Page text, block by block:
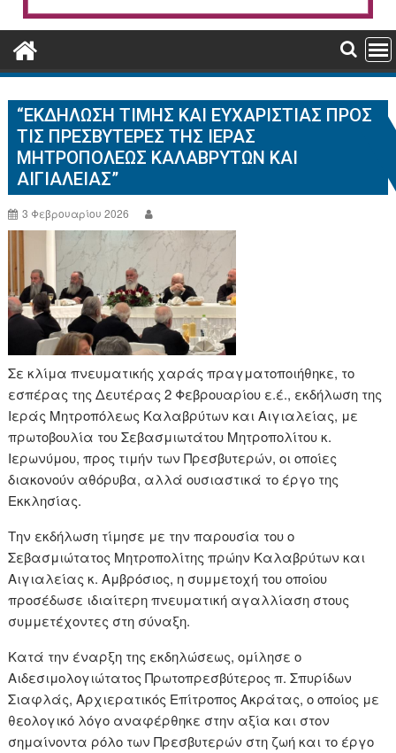
“ΕΚΔΉΛΩΣΗ ΤΙΜΉΣ ΚΑΙ ΕΥΧΑΡΙΣΤΊΑΣ ΠΡΟΣ
ΤΙΣ ΠΡΕΣΒΥΤΈΡΕΣ ΤΗΣ ΙΕΡΆΣ
ΜΗΤΡΟΠΌΛΕΩΣ ΚΑΛΑΒΡΎΤΩΝ ΚΑΙ
ΑΙΓΙΑΛΕΊΑΣ”
3 Φεβρουαρίου 2026
Σε κλίμα πνευματικής χαράς πραγματοποιήθηκε, το
εσπέρας της Δευτέρας 2 Φεβρουαρίου ε.έ., εκδήλωση της
Ιεράς Μητροπόλεως Καλαβρύτων και Αιγιαλείας, με
πρωτοβουλία του Σεβασμιωτάτου Μητροπολίτου κ.
Ιερωνύμου, προς τιμήν των Πρεσβυτερών, οι οποίες
διακονούν αθόρυβα, αλλά ουσιαστικά το έργο της
Εκκλησίας.
Την εκδήλωση τίμησε με την παρουσία του ο
Σεβασμιώτατος Μητροπολίτης πρώην Καλαβρύτων και
Αιγιαλείας κ. Αμβρόσιος, η συμμετοχή του οποίου
προσέδωσε ιδιαίτερη πνευματική αγαλλίαση στους
συμμετέχοντες στη σύναξη.
Κατά την έναρξη της εκδηλώσεως, ομίλησε ο
Αιδεσιμολογιώτατος Πρωτοπρεσβύτερος π. Σπυρίδων
Σιαφλάς, Αρχιερατικός Επίτροπος Ακράτας, ο οποίος με
θεολογικό λόγο αναφέρθηκε στην αξία και στον
σημαίνοντα ρόλο των Πρεσβυτερών στη ζωή και το έργο